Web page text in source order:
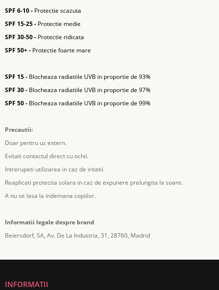
SPF 6-10 - Protectie scazuta
SPF 15-25 - Protectie medie
SPF 30-50 - Protectie ridicata
SPF 50+ - Protectie foarte mare
SPF 15 - Blocheaza radiatiile UVB in proportie de 93%
SPF 30 - Blocheaza radiatiile UVB in proportie de 97%
SPF 50 - Blocheaza radiatiile UVB in proportie de 99%
Precautii:
Doar pentru uz extern.
Evitati contactul direct cu ochii.
Intrerupeti utilizarea in caz de iritatii.
Reaplicati protectia solara in caz de expunere prelungita la soare.
A nu se lasa la indemana copiilor.
Informatii legale despre brand
Beiersdorf, SA, Av. De La Industria, 31, 28760, Madrid
INFORMATII